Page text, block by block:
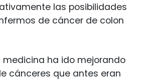
las posibilidades
de cáncer de colon
medicina ha ido mejorando
cánceres que antes eran